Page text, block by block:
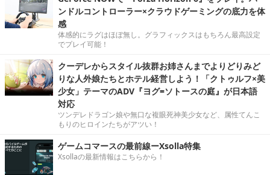
ンドルコントローラー×クラウドゲーミングの底力を体
感
体感的にラグはほぼ無し。グラフィックスはもちろん最高設定
でプレイ可能！
クーデレからスタイル抜群お姉さんまでよりどりみど
りな人外娘たちとホテル経営しよう！「クトゥルフ×美
少女」テーマのADV『ヨグ=ソトースの庭』が日本語
対応
ツンデレドラゴン娘や無口な複眼死神美少女など、属性てんこ
もりのヒロインたちがアツい！
ゲームコマースの最前線ーXsolla特集
Xsollaの最新情報はこちらから！